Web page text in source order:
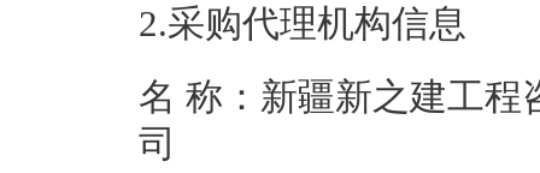
2.采购代理机构信息
名 称：新疆新之建工程